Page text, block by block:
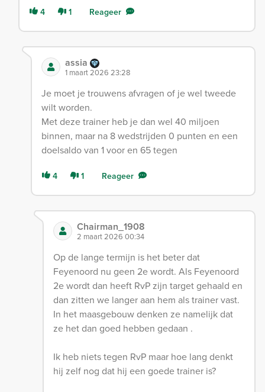
4 1 Reageer
assia
1 maart 2026 23:28
Je moet je trouwens afvragen of je wel tweede
wilt worden.
Met deze trainer heb je dan wel 40 miljoen
binnen, maar na 8 wedstrijden 0 punten en een
doelsaldo van 1 voor en 65 tegen
4 1 Reageer
Chairman_1908
2 maart 2026 00:34
Op de lange termijn is het beter dat
Feyenoord nu geen 2e wordt. Als Feyenoord
2e wordt dan heeft RvP zijn target gehaald en
dan zitten we langer aan hem als trainer vast.
In het maasgebouw denken ze namelijk dat
ze het dan goed hebben gedaan .
Ik heb niets tegen RvP maar hoe lang denkt
hij zelf nog dat hij een goede trainer is?